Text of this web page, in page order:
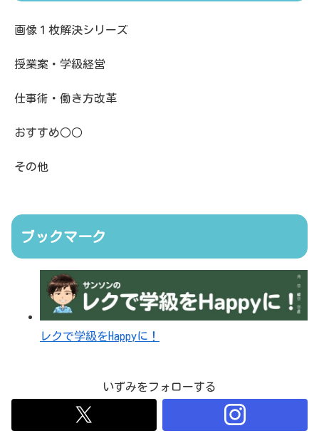
画像１枚解決シリーズ
授業案・学級経営
仕事術・働き方改革
おすすめ○○
その他
ブックマーク
レクで学級をHappyに！
いずみをフォローする